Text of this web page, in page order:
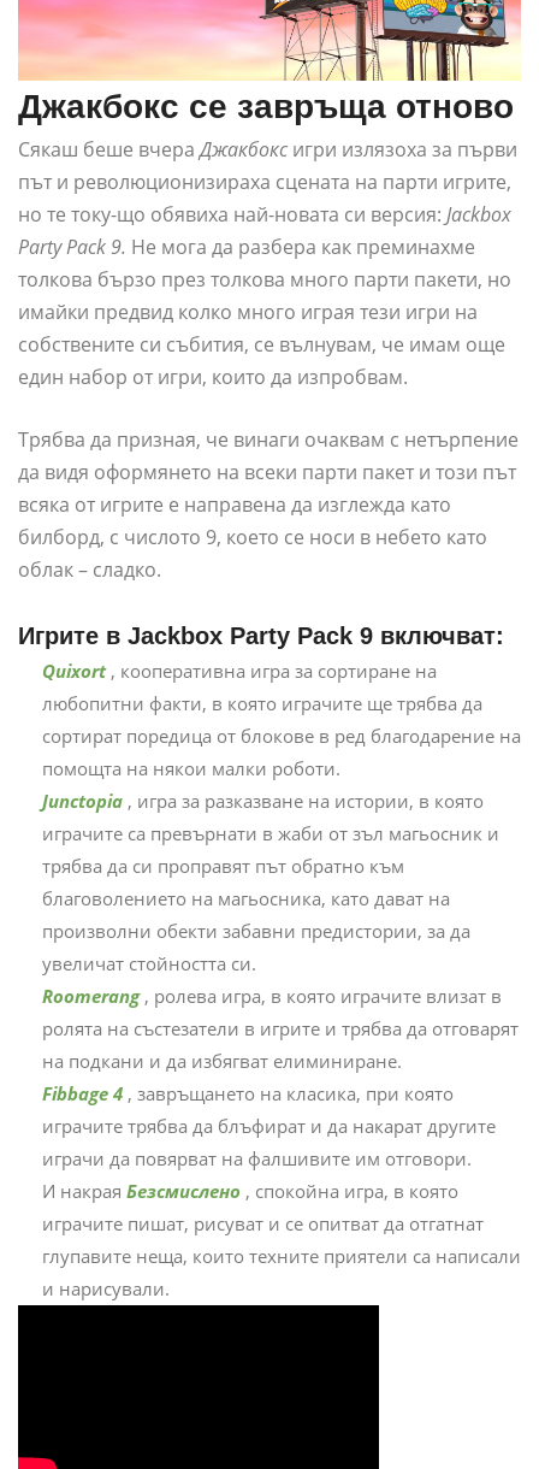
Джакбокс се завръща отново
Сякаш беше вчераДжакбокс игри излязоха за първи
път и революционизираха сцената на парти игрите,
но те току-що обявиха най-новата си версия: Jackbox
Party Pack 9. Не мога да разбера как преминахме
толкова бързо през толкова много парти пакети, но
имайки предвид колко много играя тези игри на
собствените си събития, се вълнувам, че имам още
един набор от игри, които да изпробвам.
Трябва да призная, че винаги очаквам с нетърпение
да видя оформянето на всеки парти пакет и този път
всяка от игрите е направена да изглежда като
билборд, с числото 9, което се носи в небето като
облак – сладко.
Игрите в Jackbox Party Pack 9 включват:
Quixort , кооперативна игра за сортиране на
любопитни факти, в която играчите ще трябва да
сортират поредица от блокове в ред благодарение на
помощта на някои малки роботи.
Junctopia , игра за разказване на истории, в която
играчите са превърнати в жаби от зъл магьосник и
трябва да си проправят път обратно към
благоволението на магьосника, като дават на
произволни обекти забавни предистории, за да
увеличат стойността си.
Roomerang , ролева игра, в която играчите влизат в
ролята на състезатели в игрите и трябва да отговарят
на подкани и да избягват елиминиране.
Fibbage 4 , завръщането на класика, при която
играчите трябва да блъфират и да накарат другите
играчи да повярват на фалшивите им отговори.
И накрая Безсмислено , спокойна игра, в която
играчите пишат, рисуват и се опитват да отгатнат
глупавите неща, които техните приятели са написали
и нарисували.